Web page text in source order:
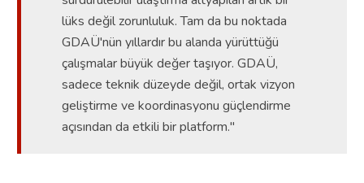
lüks değil zorunluluk. Tam da bu noktada
GDAÜ'nün yıllardır bu alanda yürüttüğü
çalışmalar büyük değer taşıyor. GDAÜ,
sadece teknik düzeyde değil, ortak vizyon
geliştirme ve koordinasyonu güçlendirme
açısından da etkili bir platform."